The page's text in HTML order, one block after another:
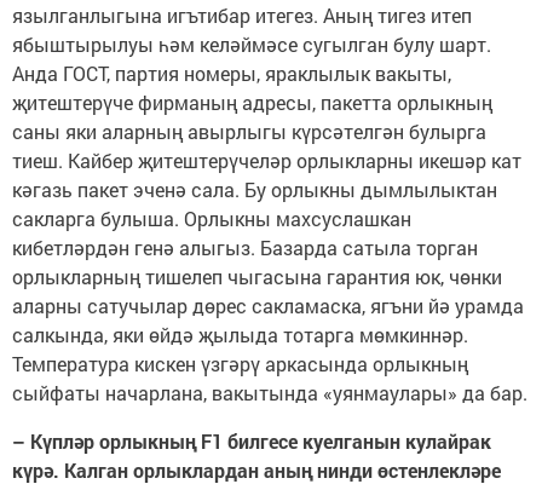
язылганлыгына игътибар итегез. Аның тигез итеп
ябыштырылуы һәм келәймәсе сугылган булу шарт.
Анда ГОСТ, партия номеры, яраклылык вакыты,
җитештерүче фирманың адресы, пакетта орлыкның
саны яки аларның авырлыгы күрсәтелгән булыр­га
тиеш. Кайбер җитештерүчеләр орлыкларны икешәр кат
кәгазь пакет эченә сала. Бу орлыкны дымлылыктан
сакларга булыша. Орлыкны махсуслашкан
кибетләрдән генә алыгыз. Базарда сатыла торган
орлыкларның тишелеп чыгасына гарантия юк, чөнки
аларны сатучылар дөрес сакламаска, ягъни йә урамда
салкында, яки өйдә җылыда тотарга мөмкиннәр.
Температура кискен үзгәрү аркасында орлыкның
сыйфаты начарлана, вакытында «уянмаулары» да бар.
– Күпләр орлыкның F1 билгесе куелганын кулайрак
күрә. Калган орлыклардан аның нинди өстенлекләре